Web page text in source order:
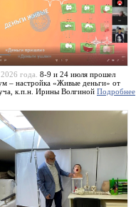
года. 8-9 и 24 июля прошел
– настройка «Живые деньги» от
к.п.н. Ирины Волгиной Подробнее